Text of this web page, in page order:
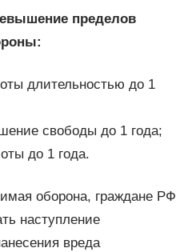
пределов
длительностью до 1
свободы до 1 года;
до 1 года.
оборона, граждане РФ
наступление
вреда